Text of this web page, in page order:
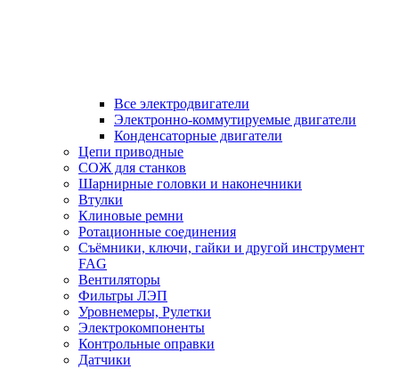
Все электродвигатели
Электронно-коммутируемые двигатели
Конденсаторные двигатели
Цепи приводные
СОЖ для станков
Шарнирные головки и наконечники
Втулки
Клиновые ремни
Ротационные соединения
Съёмники, ключи, гайки и другой инструмент
FAG
Вентиляторы
Фильтры ЛЭП
Уровнемеры, Рулетки
Электрокомпоненты
Контрольные оправки
Датчики